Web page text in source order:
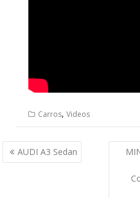
Carros, Videos
Navegação
de
AUDI A3 Sedan